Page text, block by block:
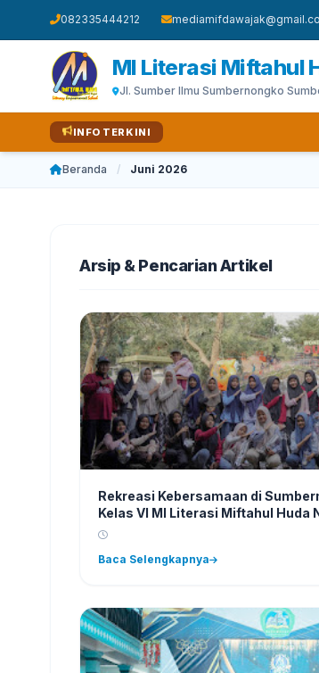
082335444212
MI Literasi Miftahul
Jl. Sumber Ilmu Sumbernongko
INFO TERKINI
Beranda / Juni 2026
Arsip & Pencarian Artikel
Rekreasi Kebersamaan di
Kelas VI MI Literasi Miftahul Huda
Penuh Kesan
Baca Selengkapnya